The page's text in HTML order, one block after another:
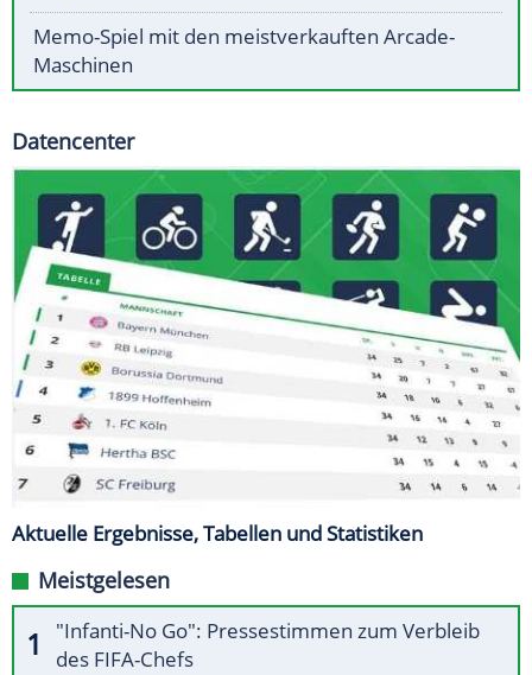
Memo-Spiel mit den meistverkauften Arcade-
Maschinen
Datencenter
Aktuelle Ergebnisse, Tabellen und Statistiken
Meistgelesen
"Infanti-No Go": Pressestimmen zum Verbleib
des FIFA-Chefs